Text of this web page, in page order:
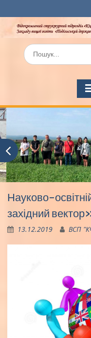
до
вмісту
Шукати:
Науково-
західний
13.12.2019 ВСП